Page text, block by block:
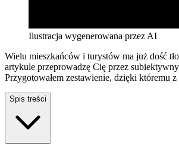
Ilustracja wygenerowana przez AI
Wielu mieszkańców i turystów ma już dość
artykule przeprowadzę Cię przez
Przygotowałem zestawienie, dzięki któremu
Spis treści